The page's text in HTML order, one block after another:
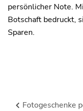
persönlicher Note.
Botschaft bedruckt,
Sparen.
Fotogeschenke